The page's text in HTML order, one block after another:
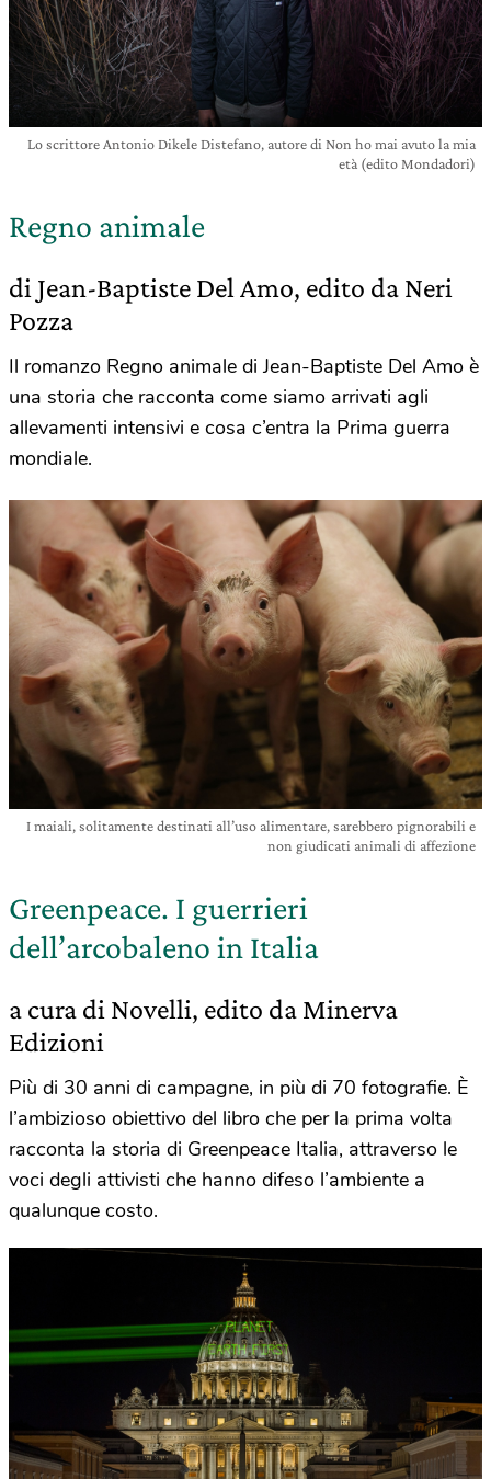
Lo scrittore Antonio Dikele Distefano, autore di Non ho mai avuto la mia
età (edito Mondadori)
Regno animale
di Jean-Baptiste Del Amo, edito da Neri
Pozza
Il romanzo Regno animale di Jean-Baptiste Del Amo è
una storia che racconta come siamo arrivati agli
allevamenti intensivi e cosa c’entra la Prima guerra
mondiale.
I maiali, solitamente destinati all’uso alimentare, sarebbero pignorabili e
non giudicati animali di affezione
Greenpeace. I guerrieri
dell’arcobaleno in Italia
a cura di Novelli, edito da Minerva
Edizioni
Più di 30 anni di campagne, in più di 70 fotografie. È
l’ambizioso obiettivo del libro che per la prima volta
racconta la storia di Greenpeace Italia, attraverso le
voci degli attivisti che hanno difeso l’ambiente a
qualunque costo.